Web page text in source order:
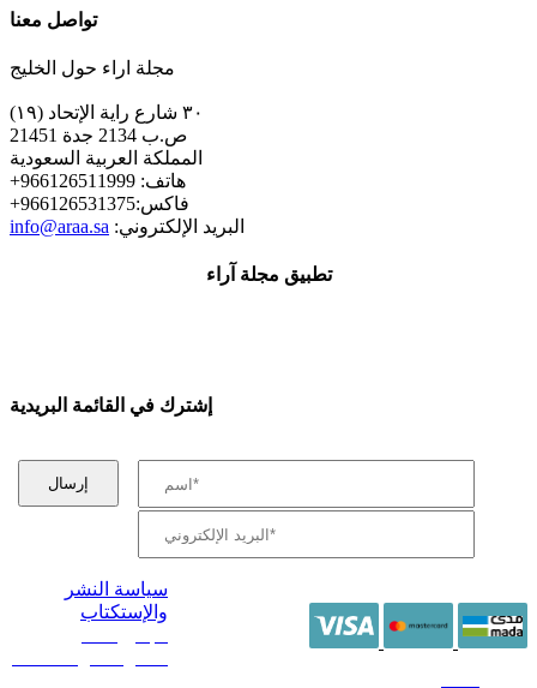
تواصل معنا
مجلة اراء حول الخليج
٣٠ شارع راية الإتحاد (١٩)
ص.ب 2134 جدة 21451
المملكة العربية السعودية
+هاتف: 966126511999
+فاكس:966126531375
info@araa.sa :البريد الإلكتروني
تطبيق مجلة آراء
إشترك في القائمة البريدية
سياسة النشر
والإستكتاب